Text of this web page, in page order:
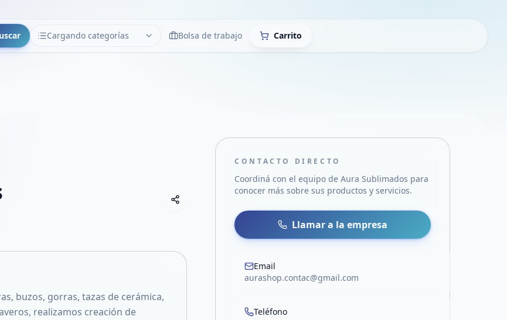
Cargando categorías
CATEGORÍAS LimpiarBolsa de trabajo Carrito
Compartir empresa
Compartir por WhatsApp
Compartir por mail
Compartir en Facebook
buzos, gorras, tazas de cerámica,
realizamos creación de
CONTACTO DIRECTO
Coordiná con el equipo deAura Sublimados para
conocer más sobre sus productos y servicios.
Llamar a la empresa
Email
aurashop.contac@gmail.com
Teléfono